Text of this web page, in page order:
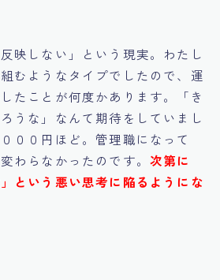
映しない」という現実。わたし
むようなタイプでしたので、運
たことが何度かあります。「き
うな」なんて期待をしていまし
００円ほど。管理職になって
わらなかったのです。 次第に
という悪い思考に陥るようにな